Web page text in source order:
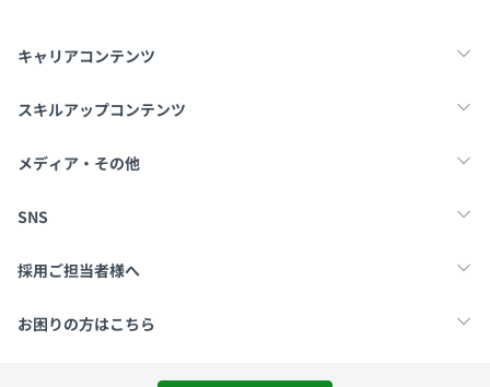
管理者適性検査NMAT（エヌマット）の受検費用を全額支
キャリアコンテンツ
転職・キャリア
スキルアップコンテンツ
学習
メディア・その他
Tech Team Journal
SNS
X
採用ご担当者様へ
採用・教育をお考えの企業様へ
お困りの方はこちら
お問い合わせ・FAQ